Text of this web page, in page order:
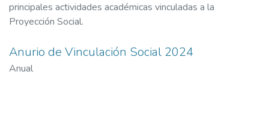
principales actividades académicas vinculadas a la
Proyección Social.
Anurio de Vinculación Social 2024
Anual